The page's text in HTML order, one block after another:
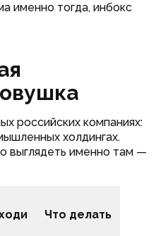
именно тогда, инбокс
российских компаниях:
холдингах.
выглядеть именно там —
Что делать